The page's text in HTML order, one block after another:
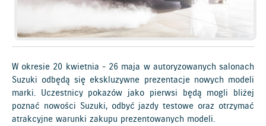
W okresie 20 kwietnia - 26 maja w autoryzowanych salonach
Suzuki odbędą się ekskluzywne prezentacje nowych modeli
marki. Uczestnicy pokazów jako pierwsi będą mogli bliżej
poznać nowości Suzuki, odbyć jazdy testowe oraz otrzymać
atrakcyjne warunki zakupu prezentowanych modeli.